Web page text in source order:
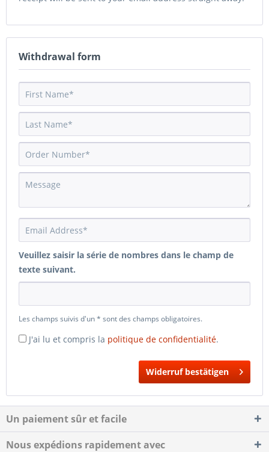
Withdrawal form
Veuillez saisir la série de nombres dans le champ de
texte suivant.
Les champs suivis d'un * sont des champs obligatoires.
J'ai lu et compris la politique de confidentialité.
Widerruf bestätigen
Un paiement sûr et facile
Nous expédions rapidement avec